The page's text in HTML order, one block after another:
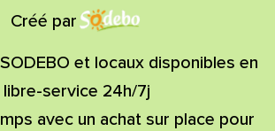
Créé par
et locaux disponibles en
libre-service 24h/7j
avec un achat sur place pour